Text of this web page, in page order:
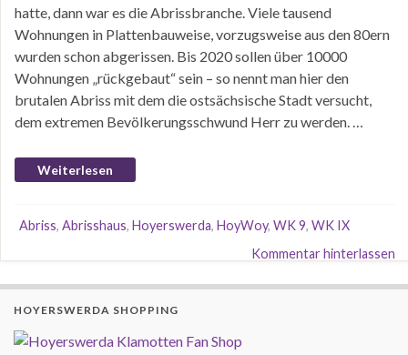
hatte, dann war es die Abrissbranche. Viele tausend
Wohnungen in Plattenbauweise, vorzugsweise aus den 80ern
wurden schon abgerissen. Bis 2020 sollen über 10000
Wohnungen „rückgebaut“ sein – so nennt man hier den
brutalen Abriss mit dem die ostsächsische Stadt versucht,
dem extremen Bevölkerungsschwund Herr zu werden. …
Weiterlesen
Abriss, Abrisshaus, Hoyerswerda, HoyWoy, WK 9, WK IX
Kommentar hinterlassen
HOYERSWERDA SHOPPING